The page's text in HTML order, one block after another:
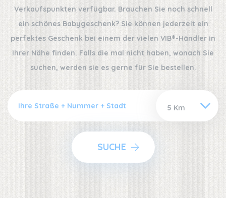
Verkaufspunkten verfügbar. Brauchen Sie noch schnell
ein schönes Babygeschenk? Sie können jederzeit ein
perfektes Geschenk bei einem der vielen VIB®-Händler in
Ihrer Nähe finden. Falls die mal nicht haben, wonach Sie
suchen, werden sie es gerne für Sie bestellen.
SUCHE